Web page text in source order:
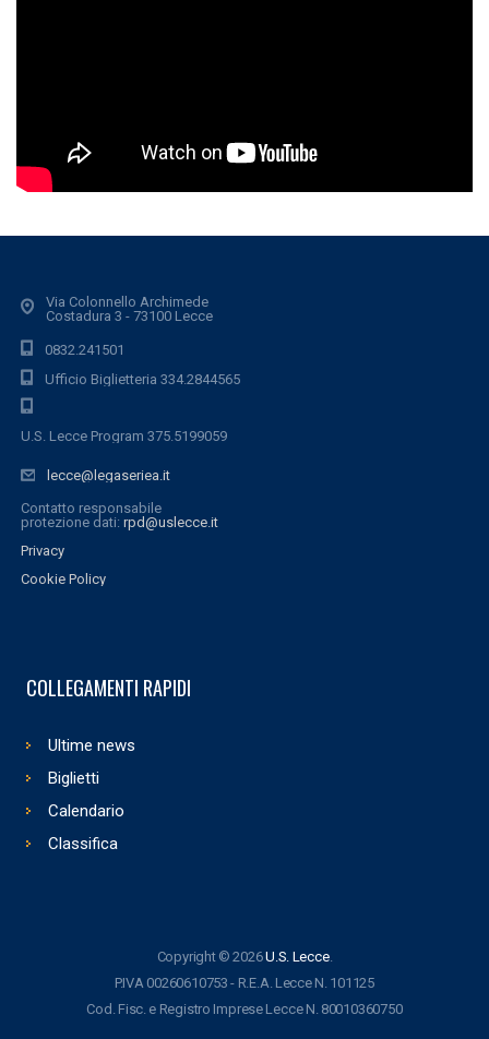
Via Colonnello Archimede
Costadura 3 - 73100 Lecce
0832.241501
Ufficio Biglietteria 334.2844565
U.S. Lecce Program 375.5199059
lecce@legaseriea.it
Contatto responsabile
protezione dati: rpd@uslecce.it
Privacy
Cookie Policy
COLLEGAMENTI RAPIDI
Ultime news
Biglietti
Calendario
Classifica
Copyright © 2026U.S. Lecce.
P.IVA 00260610753 - R.E.A. Lecce N. 101125
Cod. Fisc. e Registro Imprese Lecce N. 80010360750